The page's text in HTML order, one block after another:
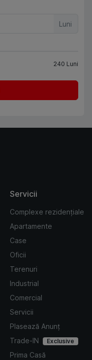
Luni
240 Luni
Servicii
Complexe rezidențiale
Apartamente
Case
Oficii
Terenuri
Industrial
Comercial
Servicii
Plasează Anunț
Trade-IN
Exclusive
Prima Casă